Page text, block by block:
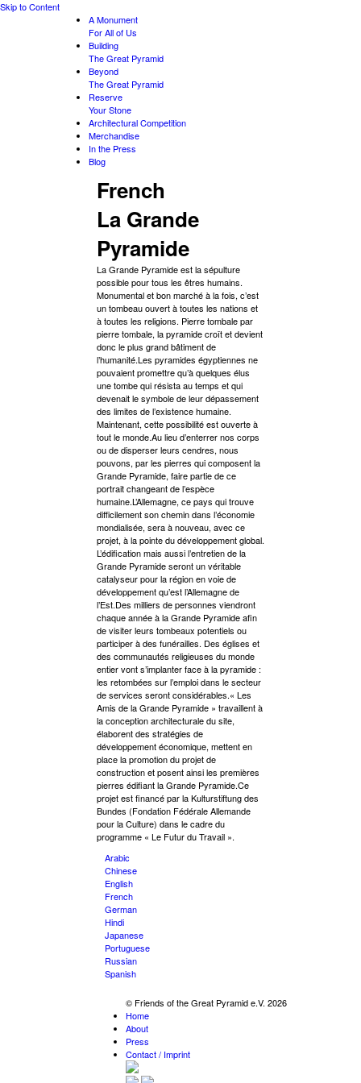
Skip to Content
A Monument
For All of Us
Building
The Great Pyramid
Beyond
The Great Pyramid
Reserve
Your Stone
Architectural Competition
Merchandise
In the Press
Blog
French
La Grande
Pyramide
La Grande Pyramide est la sépulture
possible pour tous les êtres humains.
Monumental et bon marché à la fois, c’est
un tombeau ouvert à toutes les nations et
à toutes les religions. Pierre tombale par
pierre tombale, la pyramide croît et devient
donc le plus grand bâtiment de
l’humanité.Les pyramides égyptiennes ne
pouvaient promettre qu’à quelques élus
une tombe qui résista au temps et qui
devenait le symbole de leur dépassement
des limites de l’existence humaine.
Maintenant, cette possibilité est ouverte à
tout le monde.Au lieu d’enterrer nos corps
ou de disperser leurs cendres, nous
pouvons, par les pierres qui composent la
Grande Pyramide, faire partie de ce
portrait changeant de l’espèce
humaine.L’Allemagne, ce pays qui trouve
difficilement son chemin dans l’économie
mondialisée, sera à nouveau, avec ce
projet, à la pointe du développement global.
L’édification mais aussi l’entretien de la
Grande Pyramide seront un véritable
catalyseur pour la région en voie de
développement qu’est l’Allemagne de
l’Est.Des milliers de personnes viendront
chaque année à la Grande Pyramide afin
de visiter leurs tombeaux potentiels ou
participer à des funérailles. Des églises et
des communautés religieuses du monde
entier vont s’implanter face à la pyramide :
les retombées sur l’emploi dans le secteur
de services seront considérables.« Les
Amis de la Grande Pyramide » travaillent à
la conception architecturale du site,
élaborent des stratégies de
développement économique, mettent en
place la promotion du projet de
construction et posent ainsi les premières
pierres édifiant la Grande Pyramide.Ce
projet est financé par la Kulturstiftung des
Bundes (Fondation Fédérale Allemande
pour la Culture) dans le cadre du
programme « Le Futur du Travail ».
Arabic
Chinese
English
French
German
Hindi
Japanese
Portuguese
Russian
Spanish
© Friends of the Great Pyramid e.V. 2026
Home
About
Press
Contact / Imprint